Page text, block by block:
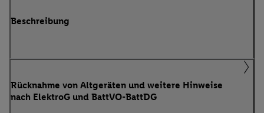
Beschreibung
Rücknahme von Altgeräten und weitere Hinweise
nach ElektroG und BattVO-BattDG